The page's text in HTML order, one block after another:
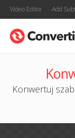
Video Editor Add
Konwertuj